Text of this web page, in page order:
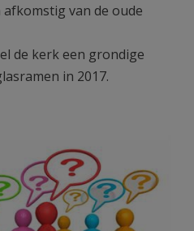
van de oude
de kerk een grondige
in 2017.